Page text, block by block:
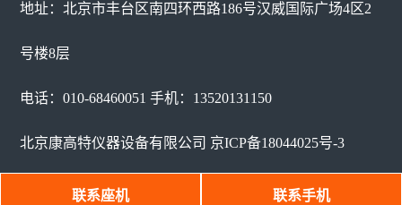
联系座机 联系手机
地址：北京市丰台区南四环西路186号汉威国际广场4区2
号楼8层
电话：010-68460051 手机：13520131150
北京康高特仪器设备有限公司 京ICP备18044025号-3
京公网安备 11010802026185号